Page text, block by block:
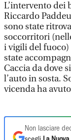
L’intervento dei
Riccardo
sono state
soccorritori
i vigili del fuoco)
state
Caccia da dove
l’auto in sosta.
vicenda ha
Non lasciare